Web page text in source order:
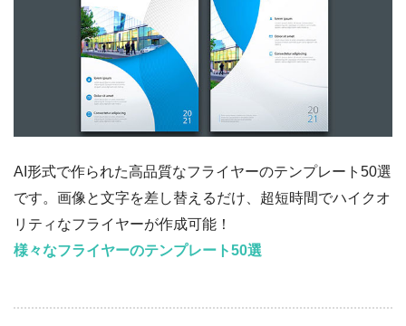
AI形式で作られた高品質なフライヤーのテンプレート50選
です。画像と文字を差し替えるだけ、超短時間でハイクオ
リティなフライヤーが作成可能！
様々なフライヤーのテンプレート50選